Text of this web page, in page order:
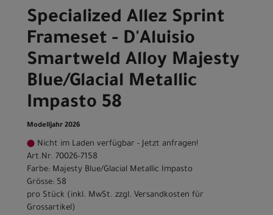
Specialized Allez Sprint
Frameset - D'Aluisio
Smartweld Alloy Majesty
Blue/Glacial Metallic
Impasto 58
Modelljahr 2026
Nicht im Laden verfügbar - Jetzt anfragen!
Art.Nr. 70026-7158
Farbe: Majesty Blue/Glacial Metallic Impasto
Grösse: 58
pro Stück (inkl. MwSt. zzgl. Versandkosten für
Grossartikel)